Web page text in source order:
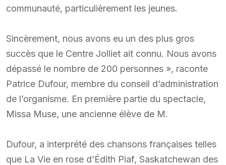
communauté, particulièrement les jeunes.
Sincèrement, nous avons eu un des plus gros
succès que le Centre Jolliet ait connu. Nous avons
dépassé le nombre de 200 personnes », raconte
Patrice Dufour, membre du conseil d’administration
de l’organisme. En première partie du spectacle,
Missa Muse, une ancienne élève de M.
Dufour, a interprété des chansons françaises telles
que La Vie en rose d’Édith Piaf, Saskatchewan des